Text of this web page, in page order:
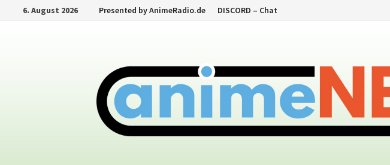
6. August 2026 Presented by AnimeRadio.de DISCORD – Chat